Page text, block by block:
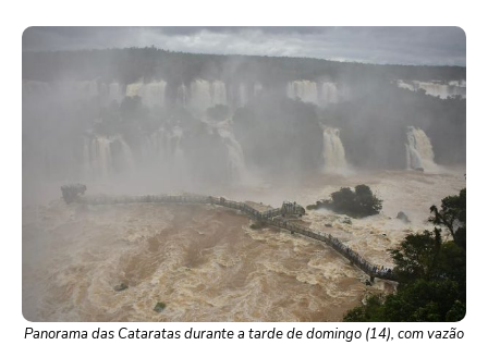
Panorama das Cataratas durante a tarde de domingo (14), com vazão